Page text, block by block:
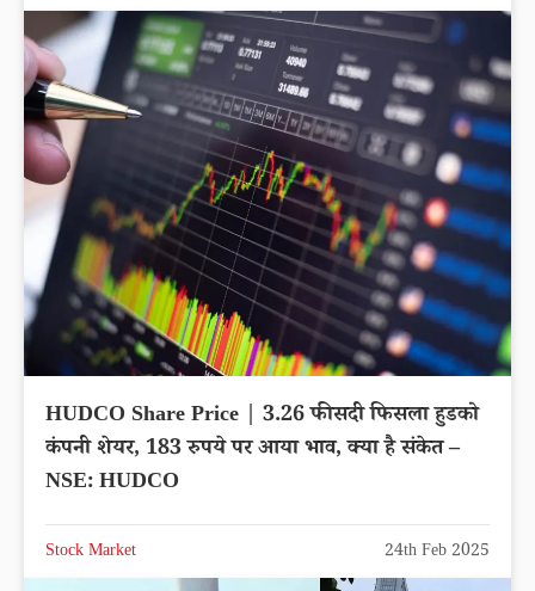
HUDCO Share Price | 3.26 फीसदी फिसला हुडको
कंपनी शेयर, 183 रुपये पर आया भाव, क्या है संकेत –
NSE: HUDCO
Stock Market 24th Feb 2025